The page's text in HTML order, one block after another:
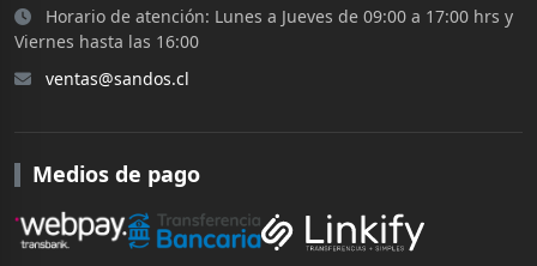
Horario de atención: Lunes a Jueves de 09:00 a 17:00 hrs y
Viernes hasta las 16:00
ventas@sandos.cl
Medios de pago